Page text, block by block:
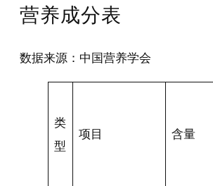
营养成分表
数据来源：中国营养学会
类
型
项目 含量